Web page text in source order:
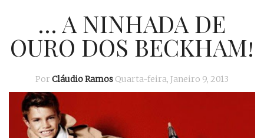
… A NINHADA DE
OURO DOS BECKHAM!
Por Cláudio Ramos Quarta-feira, Janeiro 9, 2013